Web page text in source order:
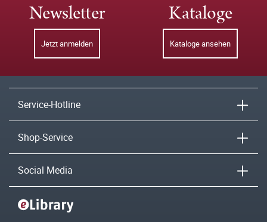
Newsletter
Jetzt anmelden
Kataloge
Kataloge ansehen
Service-Hotline
Shop-Service
Social Media